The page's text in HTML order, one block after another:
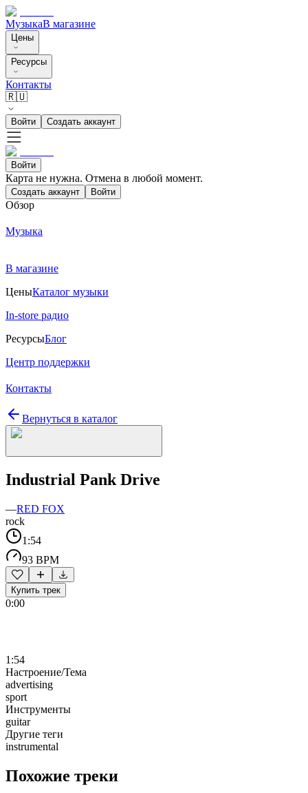
МузыкаВ магазине
Цены
Ресурсы
Контакты
🇷🇺
Войти Создать аккаунт
Войти
Карта не нужна. Отмена в любой момент.
Создать аккаунт Войти
Обзор
Музыка
В магазине
ЦеныКаталог музыки
In-store радио
РесурсыБлог
Центр поддержки
Контакты
Вернуться в каталог
Industrial Pank Drive
—RED FOX
rock
1:54
93 BPM
Купить трек
0:00
1:54
Настроение/Тема
advertising
sport
Инструменты
guitar
Другие теги
instrumental
Похожие треки